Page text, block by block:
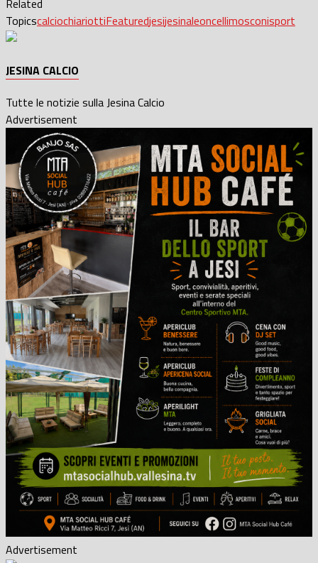
Related
TopicscalciochiariottiFeaturedjesijesinaleoncellimosconisport
JESINA CALCIO
Tutte le notizie sulla Jesina Calcio
Advertisement
Advertisement